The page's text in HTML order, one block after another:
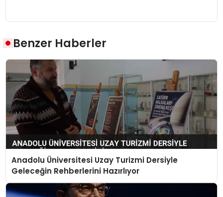
Benzer Haberler
Anadolu Üniversitesi Uzay Turizmi Dersiyle
Geleceğin Rehberlerini Hazırlıyor